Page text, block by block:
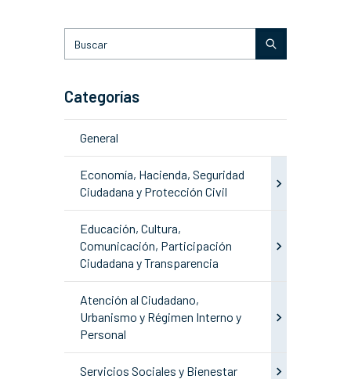
Categorías
General
Economía, Hacienda, Seguridad
Ciudadana y Protección Civil
Educación, Cultura,
Comunicación, Participación
Ciudadana y Transparencia
Atención al Ciudadano,
Urbanismo y Régimen Interno y
Personal
Servicios Sociales y Bienestar